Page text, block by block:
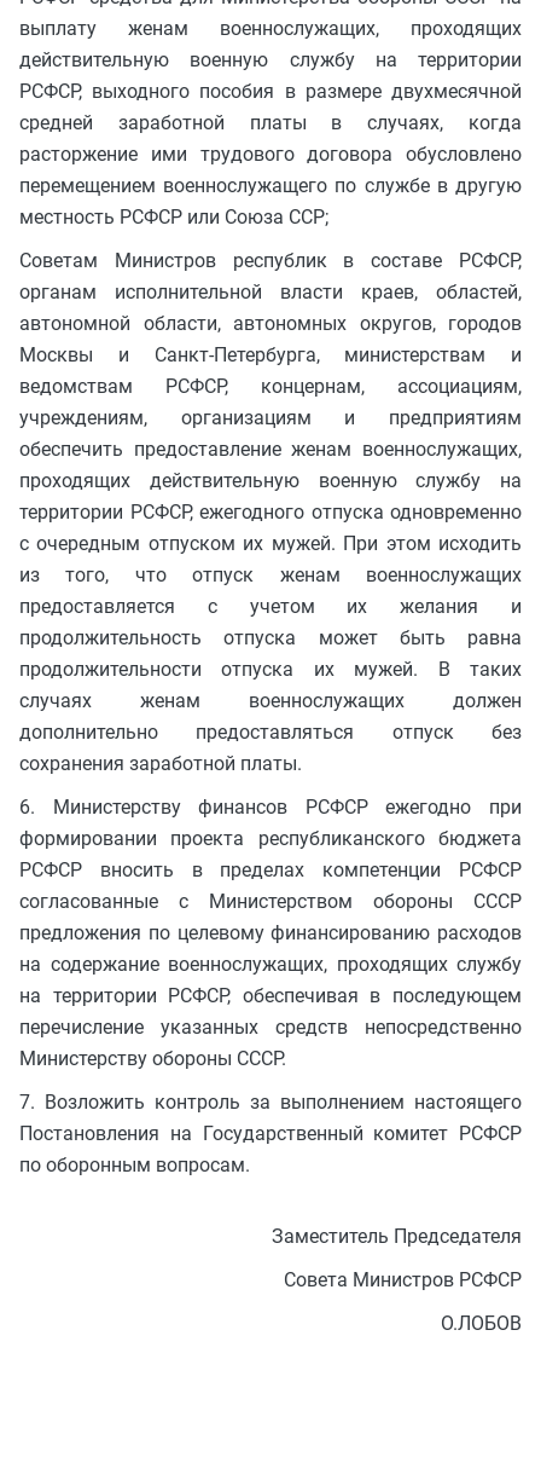
выплату женам военнослужащих, проходящих
действительную военную службу на территории
РСФСР, выходного пособия в размере двухмесячной
средней заработной платы в случаях, когда
расторжение ими трудового договора обусловлено
перемещением военнослужащего по службе в другую
местность РСФСР или Союза ССР;
Советам Министров республик в составе РСФСР,
органам исполнительной власти краев, областей,
автономной области, автономных округов, городов
Москвы и Санкт-Петербурга, министерствам и
ведомствам РСФСР, концернам, ассоциациям,
учреждениям, организациям и предприятиям
обеспечить предоставление женам военнослужащих,
проходящих действительную военную службу на
территории РСФСР, ежегодного отпуска одновременно
с очередным отпуском их мужей. При этом исходить
из того, что отпуск женам военнослужащих
предоставляется с учетом их желания и
продолжительность отпуска может быть равна
продолжительности отпуска их мужей. В таких
случаях женам военнослужащих должен
дополнительно предоставляться отпуск без
сохранения заработной платы.
6. Министерству финансов РСФСР ежегодно при
формировании проекта республиканского бюджета
РСФСР вносить в пределах компетенции РСФСР
согласованные с Министерством обороны СССР
предложения по целевому финансированию расходов
на содержание военнослужащих, проходящих службу
на территории РСФСР, обеспечивая в последующем
перечисление указанных средств непосредственно
Министерству обороны СССР.
7. Возложить контроль за выполнением настоящего
Постановления на Государственный комитет РСФСР
по оборонным вопросам.
Заместитель Председателя
Совета Министров РСФСР
О.ЛОБОВ